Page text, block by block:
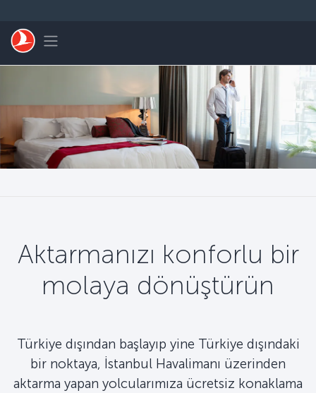
Toggle navigation
Aktarmanızı konforlu bir
molaya dönüştürün
Türkiye dışından başlayıp yine Türkiye dışındaki
bir noktaya, İstanbul Havalimanı üzerinden
aktarma yapan yolcularımıza ücretsiz konaklama